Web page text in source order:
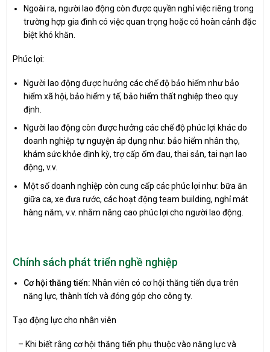
Ngoài ra, người lao động còn được quyền nghỉ việc riêng trong
trường hợp gia đình có việc quan trọng hoặc có hoàn cảnh đặc
biệt khó khăn.
Phúc lợi:
Người lao động được hưởng các chế độ bảo hiểm như bảo
hiểm xã hội, bảo hiểm y tế, bảo hiểm thất nghiệp theo quy
định.
Người lao động còn được hưởng các chế độ phúc lợi khác do
doanh nghiệp tự nguyện áp dụng như: bảo hiểm nhân thọ,
khám sức khỏe định kỳ, trợ cấp ốm đau, thai sản, tai nạn lao
động, v.v.
Một số doanh nghiệp còn cung cấp các phúc lợi như: bữa ăn
giữa ca, xe đưa rước, các hoạt động team building, nghỉ mát
hàng năm, v.v. nhằm nâng cao phúc lợi cho người lao động.
Chính sách phát triển nghề nghiệp
Cơ hội thăng tiến: Nhân viên có cơ hội thăng tiến dựa trên
năng lực, thành tích và đóng góp cho công ty.
Tạo động lực cho nhân viên
– Khi biết rằng cơ hội thăng tiến phụ thuộc vào năng lực và